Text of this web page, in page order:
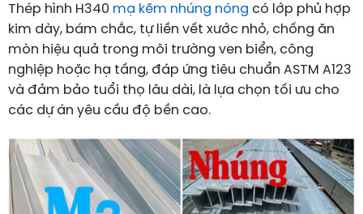
Thép hình H340 mạ kẽm nhúng nóng có lớp phủ hợp
kim dày, bám chắc, tự liền vết xước nhỏ, chống ăn
mòn hiệu quả trong môi trường ven biển, công
nghiệp hoặc hạ tầng, đáp ứng tiêu chuẩn ASTM A123
và đảm bảo tuổi thọ lâu dài, là lựa chọn tối ưu cho
các dự án yêu cầu độ bền cao.